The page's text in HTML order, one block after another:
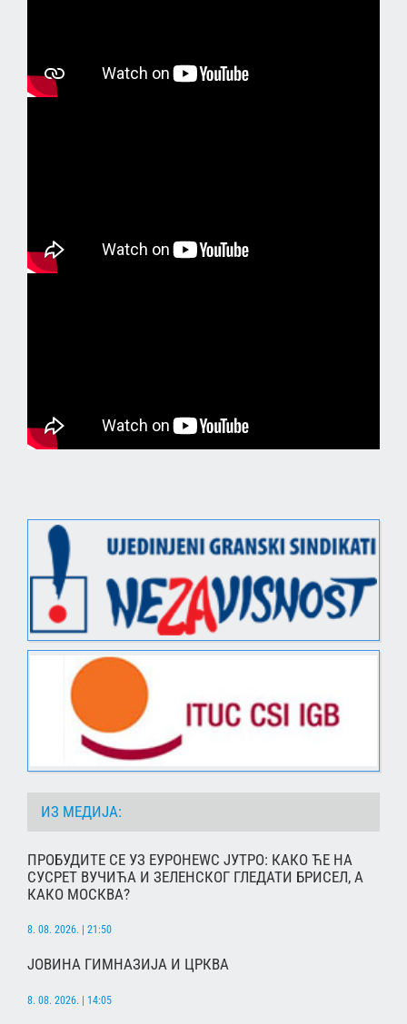
ИЗ МЕДИЈА:
ПРОБУДИТЕ СЕ УЗ ЕУРОНЕWС ЈУТРО: КАКО ЋЕ НА
СУСРЕТ ВУЧИЋА И ЗЕЛЕНСКОГ ГЛЕДАТИ БРИСЕЛ, А
КАКО МОСКВА?
8. 08. 2026. | 21:50
ЈОВИНА ГИМНАЗИЈА И ЦРКВА
8. 08. 2026. | 14:05